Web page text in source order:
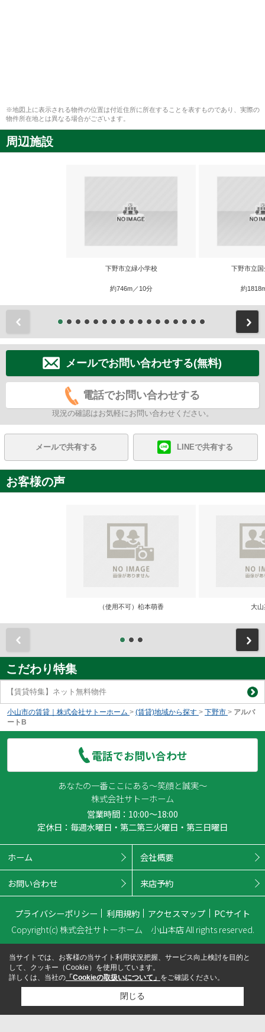
※地図上に表示される物件の位置は付近住所に所在することを表すものであり、実際の
物件所在地とは異なる場合がございます。
周辺施設
下野市立緑小学校
約746m／10分
下野市立
約
メールでお問い合わせする(無料)
電話でお問い合わせする
現況の確認はお気軽にお問い合わせください。
メールで共有する LINEで共有する
お客様の声
（使用不可）柗本萌香 大山
こだわり特集
【賃貸特集】ネット無料物件
小山市の賃貸｜株式会社サトーホーム > (賃貸)地域から探す > 下野市 > アルバ
ートB
電話でお問い合わせ
あなたの一番ここにある～笑顔と誠実～
株式会社サトーホーム
営業時間：10:00～18:00
定休日：毎週水曜日・第二第三火曜日・第三日曜日
ホーム 会社概要
お問い合わせ 来店予約
プライバシーポリシー 利用規約 アクセスマップ
PCサイト
Copyright(c) 株式会社サトーホーム 小山本店 All rights reserved.
当サイトでは、お客様の当サイト利用状況把握、サービス向上検討を目的と
して、クッキー（Cookie）を使用しています。
詳しくは、当社の 「Cookieの取扱いについて」 をご確認ください。
閉じる